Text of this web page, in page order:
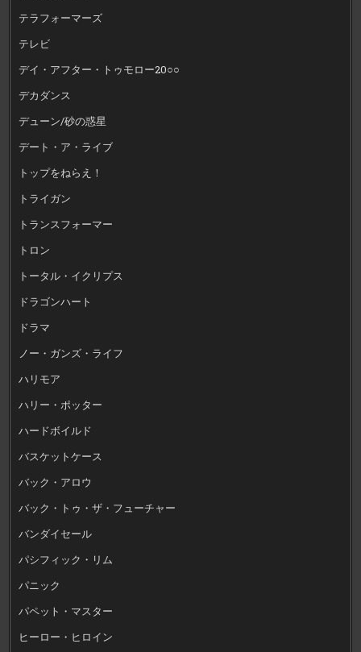
テラフォーマーズ
テレビ
デイ・アフター・トゥモロー20○○
デカダンス
デューン/砂の惑星
デート・ア・ライブ
トップをねらえ！
トライガン
トランスフォーマー
トロン
トータル・イクリプス
ドラゴンハート
ドラマ
ノー・ガンズ・ライフ
ハリモア
ハリー・ポッター
ハードボイルド
バスケットケース
バック・アロウ
バック・トゥ・ザ・フューチャー
バンダイセール
パシフィック・リム
パニック
パペット・マスター
ヒーロー・ヒロイン